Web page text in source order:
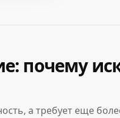
почему
а требует еще